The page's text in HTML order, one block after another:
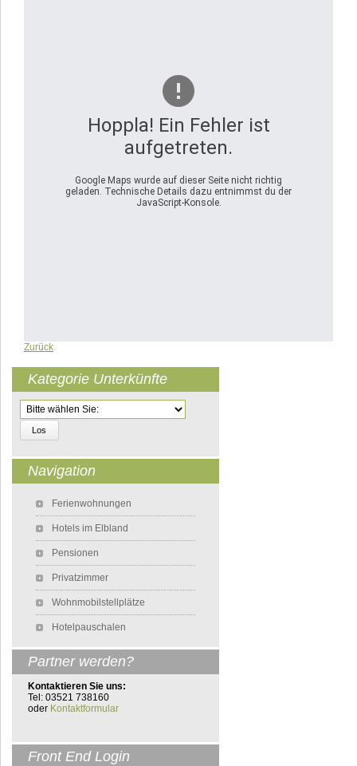
Hoppla! Ein Fehler ist
aufgetreten.
Google Maps wurde auf dieser Seite nicht richtig
geladen. Technische Details dazu entnimmst du der
JavaScript-Konsole.
Zurück
Kategorie Unterkünfte
Zielseite
Navigation
Ferienwohnungen
Hotels im Elbland
Pensionen
Privatzimmer
Wohnmobilstellplätze
Hotelpauschalen
Partner werden?
Kontaktieren Sie uns:
Tel: 03521 738160
oder Kontaktformular
Front End Login